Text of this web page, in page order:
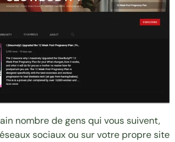
nombre de gens qui vous suivent,
sociaux ou sur votre propre site